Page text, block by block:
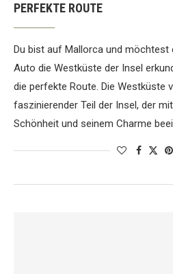
PERFEKTE ROUTE
Du bist auf Mallorca und möchtest
Auto die Westküste der Insel
die perfekte Route. Die Westküste
faszinierender Teil der Insel, der
Schönheit und seinem Charme